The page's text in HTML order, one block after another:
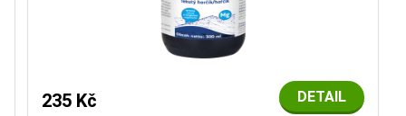
DETAIL
235 Kč